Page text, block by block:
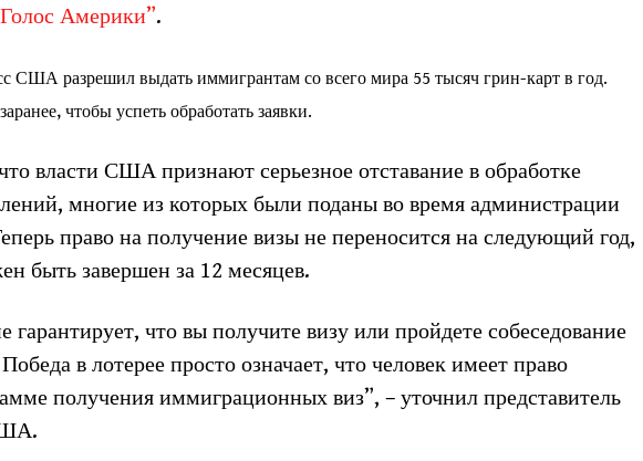
Америки”.
США разрешил выдать иммигрантам со всего мира 55 тысяч грин-карт в год.
чтобы успеть обработать заявки.
власти США признают серьезное отставание в обработке
многие из которых были поданы во время администрации
право на получение визы не переносится на следующий год,
быть завершен за 12 месяцев.
гарантирует, что вы получите визу или пройдете собеседование
в лотерее просто означает, что человек имеет право
получения иммиграционных виз”, – уточнил представитель